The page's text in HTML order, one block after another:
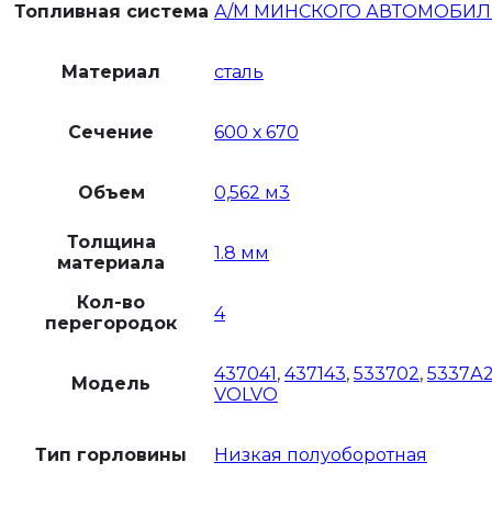
Топливная система А/М МИНСКОГО
Материал сталь
Сечение 600 х 670
Объем 0,562 м3
Толщина
материала
1.8 мм
Кол-во
перегородок
4
Модель 437041 , 437143, 533702,
VOLVO
Тип горловины Низкая полуоборотная